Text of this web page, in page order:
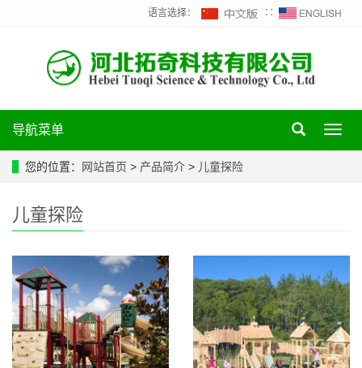
语言选择： ∷
导航菜单
您的位置： 网站首页 > 产品简介 > 儿童探险
儿童探险